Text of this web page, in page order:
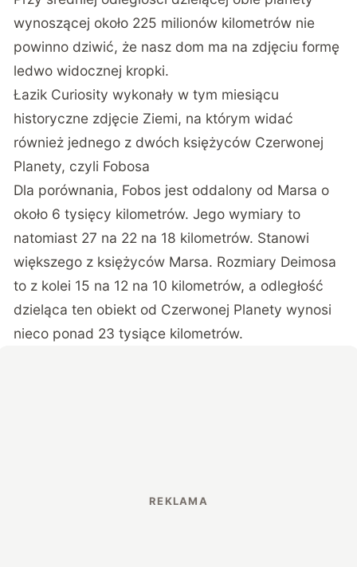
wynoszącej około 225 milionów kilometrów nie
powinno dziwić, że nasz dom ma na zdjęciu formę
ledwo widocznej kropki.
Łazik Curiosity wykonały w tym miesiącu
historyczne zdjęcie Ziemi, na którym widać
również jednego z dwóch księżyców Czerwonej
Planety, czyli Fobosa
Dla porównania, Fobos jest oddalony od Marsa o
około 6 tysięcy kilometrów. Jego wymiary to
natomiast 27 na 22 na 18 kilometrów. Stanowi
większego z księżyców Marsa. Rozmiary Deimosa
to z kolei 15 na 12 na 10 kilometrów, a odległość
dzieląca ten obiekt od Czerwonej Planety wynosi
nieco ponad 23 tysiące kilometrów.